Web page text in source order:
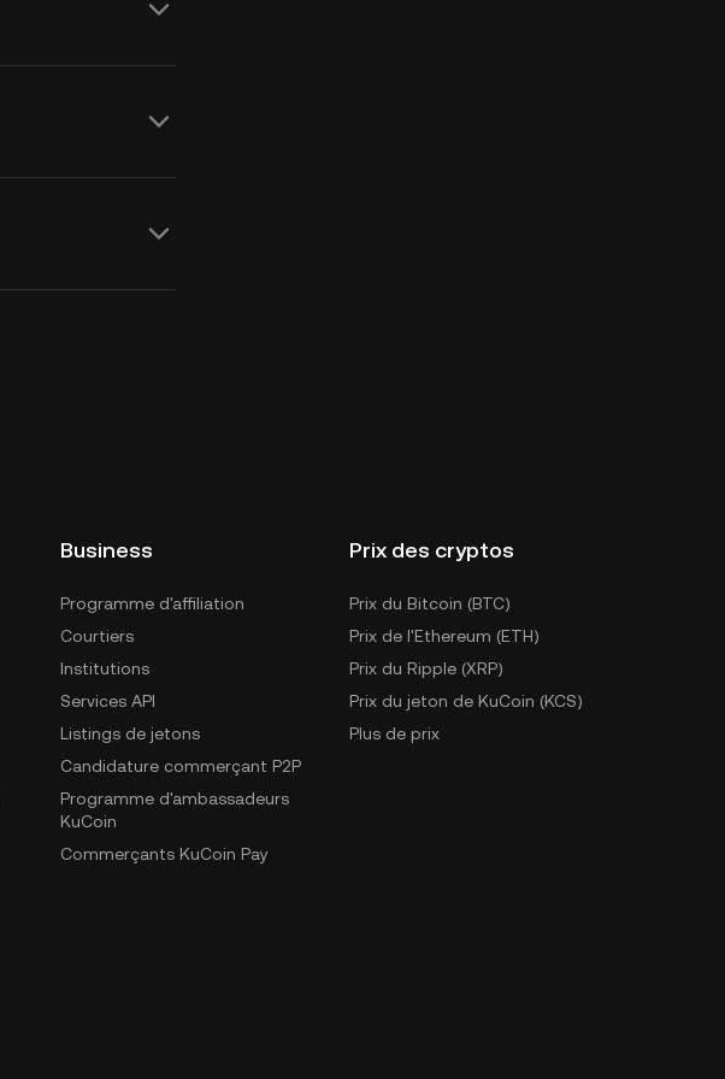
Business
Programme d'affiliation
Courtiers
Institutions
Services API
Listings de jetons
Candidature commerçant P2P
Programme d'ambassadeurs
KuCoin
Commerçants KuCoin Pay
Prix des cryptos
Prix du Bitcoin (BTC)
Prix de l'Ethereum (ETH)
Prix du Ripple (XRP)
Prix du jeton de KuCoin (KCS)
Plus de prix